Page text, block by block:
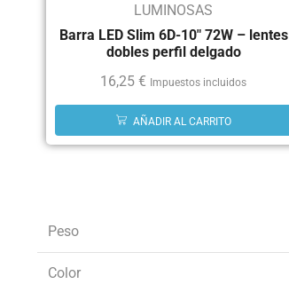
LUMINOSAS
Barra LED Slim 6D-10″ 72W – lentes
dobles perfil delgado
16,25€ Impuestos incluidos
AÑADIR AL CARRITO
Peso
Color